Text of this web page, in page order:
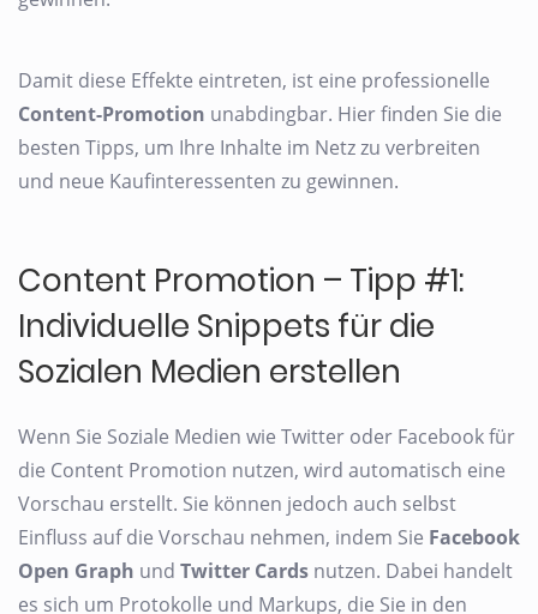
Damit diese Effekte eintreten, ist eine professionelle
Content-Promotion unabdingbar. Hier finden Sie die
besten Tipps, um Ihre Inhalte im Netz zu verbreiten
und neue Kaufinteressenten zu gewinnen.
Content Promotion – Tipp #1:
Individuelle Snippets für die
Sozialen Medien erstellen
Wenn Sie Soziale Medien wie Twitter oder Facebook für
die Content Promotion nutzen, wird automatisch eine
Vorschau erstellt. Sie können jedoch auch selbst
Einfluss auf die Vorschau nehmen, indem Sie Facebook
Open Graph und Twitter Cards nutzen. Dabei handelt
es sich um Protokolle und Markups, die Sie in den